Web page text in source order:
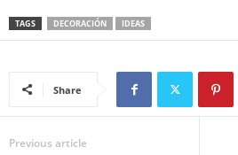
TAGS DECORACIÓN IDEAS
Share
Previous article